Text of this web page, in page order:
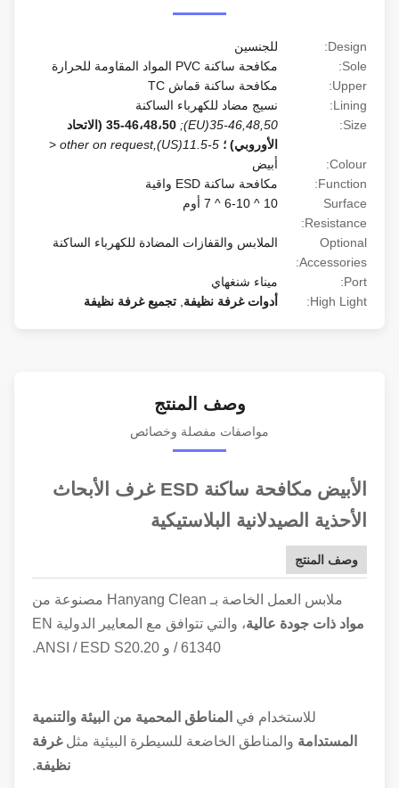
Design:
للجنسين
مكافحة ساكنة PVC المواد المقاومة للحرارة
Upper:
مكافحة ساكنة قماش TC
Lining:
نسيج مضاد للكهرباء الساكنة
35-46,48,50(EU);
35-46،48،50 (الاتحاد
الأوروبي) ؛ 5-11.5(US),other on request
<
Colour:
Function:
مكافحة ساكنة ESD واقية
Surface
Resistance:
Optional
Accessories:
الملابس والقفازات المضادة للكهرباء الساكنة
ميناء شنغهاي
High Light:
أدوات غرفة نظيفة,تجميع غرفة نظيفة
وصف المنتج
مواصفات مفصلة وخصائص
الأبيض مكافحة ساكنة ESD غرف الأبحاث
الأحذية الصيدلانية البلاستيكية
وصف المنتج
ملابس العمل الخاصة بـ Hanyang Clean مصنوعة من
مواد ذات جودة عالية
، والتي تتوافق مع المعايير الدولية EN
/ 61340 و ANSI / ESD S20.20.
للاستخدام فيالمناطق المحمية من البيئة والتنمية
المستدامةوالمناطق الخاضعة للسيطرة البيئية مثل غرفة
نظيفة.